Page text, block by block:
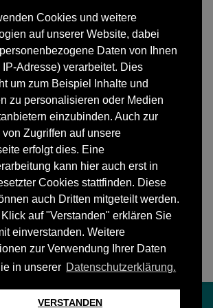
Cookies und weitere
auf unserer Website, dabei
Daten von Ihnen
IP-Adresse) verarbeitet. Dies
um zum Beispiel Inhalte und
zu personalisieren oder Medien
einzubinden. Auch zur
Zugriffen auf unsere
erfolgt dies. Eine
kann hier auch erst in
Cookies stattfinden. Diese
auch Dritten mitgeteilt werden.
Klick auf "Verstanden" erklären Sie
einverstanden. Weitere
zur Verwendung Ihrer Daten
in unserer Datenschutzerklärung.
VERSTANDEN
nicht im Angebot
umgehend „neu“
Saturn.de, wo
Dagegen dürfte die
gar nicht!“
NÄCHSTER BEITRAG
der EHZ für
Schiederaner Freibad